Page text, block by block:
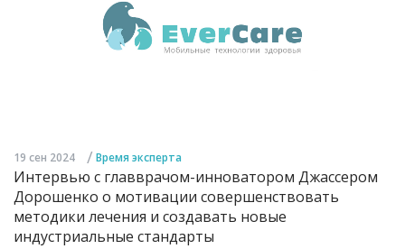
19 сен 2024 / Время эксперта
Интервью с главврачом-инноватором Джассером
Дорошенко о мотивации совершенствовать
методики лечения и создавать новые
индустриальные стандарты